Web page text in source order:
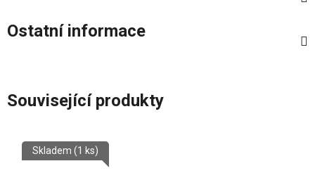
Ostatní informace
Související produkty
Skladem (1 ks)